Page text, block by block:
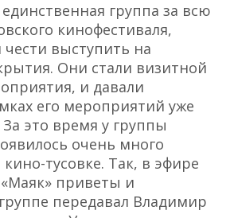
группа за всю
кинофестиваля,
чести выступить на
Они стали визитной
и давали
его мероприятий уже
это время у группы
очень много
тусовке. Так, в эфире
приветы и
передавал Владимир